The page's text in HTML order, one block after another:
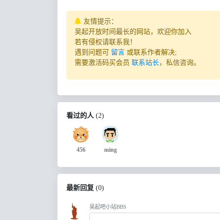
友情提示：
吴起开放时间最长的网站，欢迎你加入
若有侵权请联系我！
遇到问题可 留言 或联系作者解决;
需要激活码买会员 联系站长，私信咨询。
看过的人(2)
456 ming
最新回复 (0)
吴起吧小站BBS